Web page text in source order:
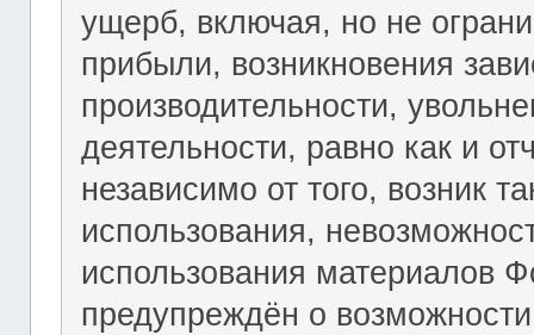
ущерб, включая, но не
прибыли, возникновения
производительности,
деятельности, равно как и
независимо от того, возник
использования,
использования материалов
предупреждён о